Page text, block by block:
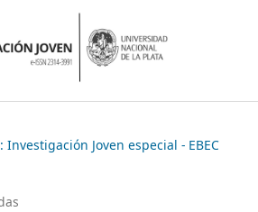
Investigación Joven especial - EBEC